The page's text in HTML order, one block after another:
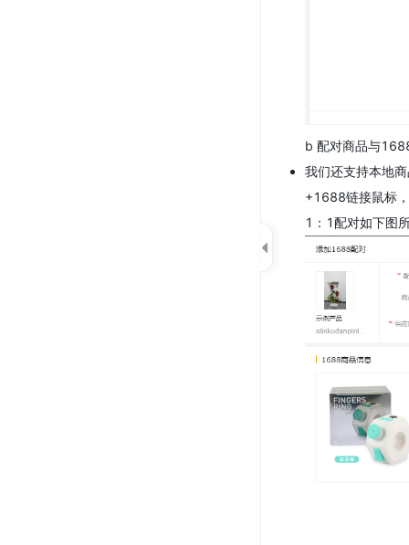
b 配对商品与
我们还支持本地
+1688链接鼠标
1：1配对如